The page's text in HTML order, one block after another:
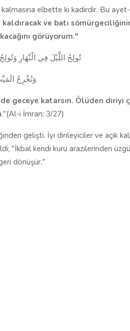
elbette ki kadirdir. Bu
ve batı
görüyorum."
تُولِجُ اللَّيْلَ فِي الْنَّهَارِ
وَتُخْرِجُ
geceye katarsın. Ölüden diriyi
."(Al-i İmran: 3/27)
gelişti. İyi dinleyiciler ve açık
"İkbal kendi kuru arazilerinden
dönüşür."